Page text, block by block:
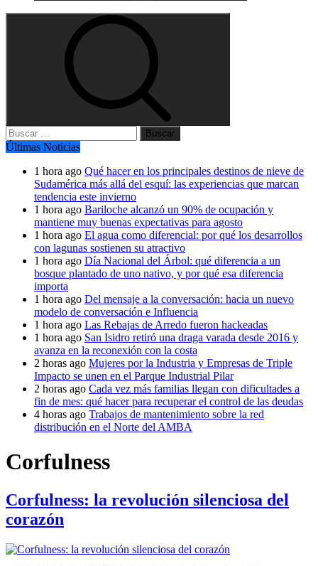
Buscar:
Últimas Noticias
1 hora ago Qué hacer en los principales destinos de nieve de
Sudamérica más allá del esquí: las experiencias que marcan
tendencia este invierno
1 hora ago Bariloche alcanzó un 90% de ocupación y
mantiene muy buenas expectativas para agosto
1 hora ago El agua como diferencial: por qué los desarrollos
con lagunas sostienen su atractivo
1 hora ago Día Nacional del Árbol: qué diferencia a un
bosque plantado de uno nativo, y por qué esa diferencia
importa
1 hora ago Del mensaje a la conversación: hacia un nuevo
modelo de conversación e Influencia
1 hora ago Las Rebajas de Arredo fueron hackeadas
1 hora ago San Isidro retiró una draga varada desde 2016 y
avanza en la reconexión con la costa
2 horas ago Mujeres por la Industria y Empresas de Triple
Impacto se unen en el Parque Industrial Pilar
2 horas ago Cada vez más familias llegan con dificultades a
fin de mes: qué hacer para recuperar el control de las deudas
4 horas ago Trabajos de mantenimiento sobre la red
distribución en el Norte del AMBA
Corfulness
Corfulness: la revolución silenciosa del
corazón